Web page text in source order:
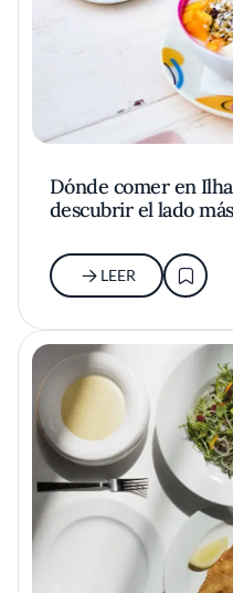
Dónde comer en
descubrir el lado
LEER